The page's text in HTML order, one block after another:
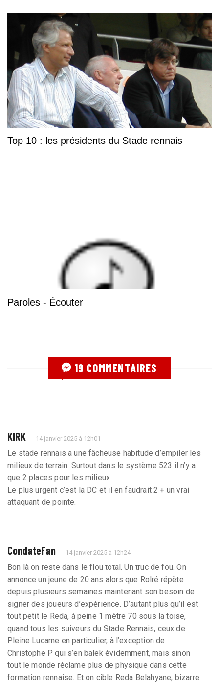
Top 10 : les présidents du Stade rennais
Paroles - Écouter
19 COMMENTAIRES
KIRK 14 janvier 2025 à 12h01
Le stade rennais a une fâcheuse habitude d’empiler les
milieux de terrain. Surtout dans le système 523 il n’y a
que 2 places pour les milieux
Le plus urgent c’est la DC et il en faudrait 2 + un vrai
attaquant de pointe.
CondateFan 14 janvier 2025 à 12h24
Bon là on reste dans le flou total. Un truc de fou. On
annonce un jeune de 20 ans alors que Rolré répète
depuis plusieurs semaines maintenant son besoin de
signer des joueurs d’expérience. D’autant plus qu’il est
tout petit le Reda, à peine 1 mètre 70 sous la toise,
quand tous les suiveurs du Stade Rennais, ceux de
Pleine Lucarne en particulier, à l’exception de
Christophe P qui s’en balek évidemment, mais sinon
tout le monde réclame plus de physique dans cette
formation rennaise. Et on cible Reda Belahyane, bizarre.